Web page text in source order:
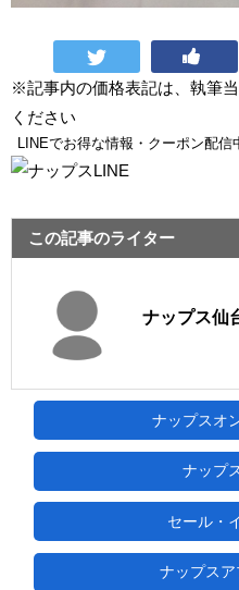
※記事内の価格表記は、執筆
ください
LINEでお得な情報・クーポン配信
この記事のライター
ナップス仙
ナップスオ
ナップ
セール・
ナップス